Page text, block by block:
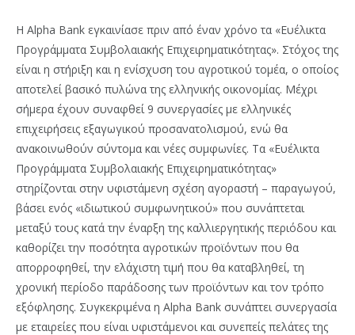
Η Alpha Bank εγκαινίασε πριν από έναν χρόνο τα «Ευέλικτα
Προγράμματα Συμβολαιακής Επιχειρηματικότητας». Στόχος της
είναι η στήριξη και η ενίσχυση του αγροτικού τομέα, ο οποίος
αποτελεί βασικό πυλώνα της ελληνικής οικονομίας. Μέχρι
σήμερα έχουν συναφθεί 9 συνεργασίες με ελληνικές
επιχειρήσεις εξαγωγικού προσανατολισμού, ενώ θα
ανακοινωθούν σύντομα και νέες συμφωνίες. Τα «Ευέλικτα
Προγράμματα Συμβολαιακής Επιχειρηματικότητας»
στηρίζονται στην υφιστάμενη σχέση αγοραστή – παραγωγού,
βάσει ενός «ιδιωτικού συμφωνητικού» που συνάπτεται
μεταξύ τους κατά την έναρξη της καλλιεργητικής περιόδου και
καθορίζει την ποσότητα αγροτικών προϊόντων που θα
απορροφηθεί, την ελάχιστη τιμή που θα καταβληθεί, τη
χρονική περίοδο παράδοσης των προϊόντων και τον τρόπο
εξόφλησης. Συγκεκριμένα η Alpha Bank συνάπτει συνεργασία
με εταιρείες που είναι υφιστάμενοι και συνεπείς πελάτες της